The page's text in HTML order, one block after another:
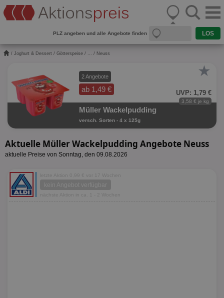
PLZ angeben und alle Angebote finden
/ Joghurt & Dessert / Götterspeise / ... / Neuss
2 Angebote
ab 1,49 €
★
UVP: 1,79 €
3,58 € je kg
Müller Wackelpudding
versch. Sorten - 4 x 125g
Aktuelle Müller Wackelpudding Angebote Neuss
aktuelle Preise von Sonntag, den 09.08.2026
letzte Aktion 0,99 € vor 17 Wochen
kein Angebot verfügbar
nächste Aktion in ca. 1 - 2 Wochen